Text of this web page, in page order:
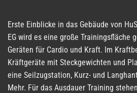
Erste Einblicke in das Gebäude von
EG wird es eine große Trainingsfläche
Geräten für Cardio und Kraft. Im
Kräftgeräte mit Steckgewichten und
eine Seilzugstation, Kurz- und
Mehr. Für das Ausdauer Training